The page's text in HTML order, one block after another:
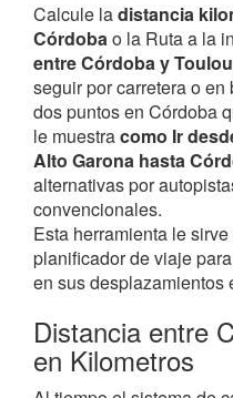
Calcule ladistancia
Córdobao la Ruta a la
entre Córdoba y
seguir por carretera o
dos puntos en Córdoba
le muestracomo Ir
Alto Garona hasta
alternativas por
convencionales.
Esta herramienta le
planificador de viaje
en sus desplazamientos
Distancia entre
en Kilometros